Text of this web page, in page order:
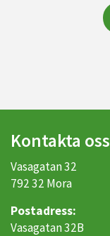
Kontakta oss
Vasagatan 32
792 32 Mora
Postadress:
Vasagatan 32B